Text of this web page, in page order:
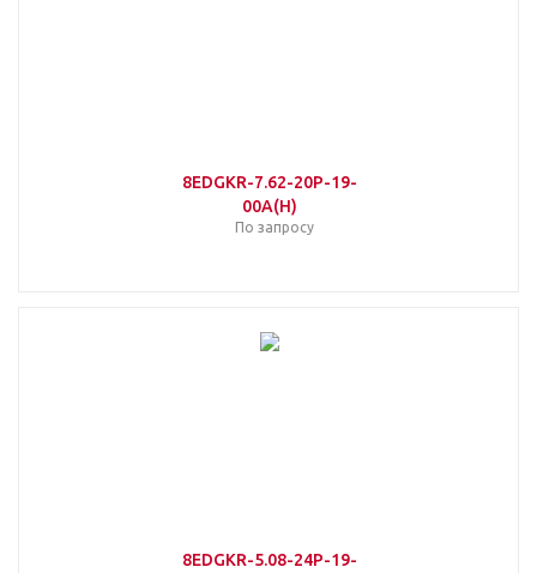
8EDGKR-7.62-20P-19-
00A(H)
По запросу
8EDGKR-5.08-24P-19-